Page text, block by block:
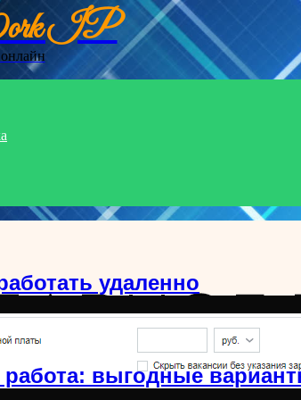
IP
удаленно
работа: выгодные